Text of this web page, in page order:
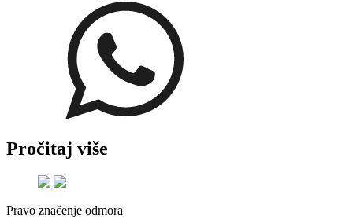
Pročitaj više
Pravo značenje odmora